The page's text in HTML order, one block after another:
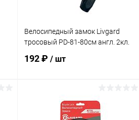
Велосипедный замок Livgard
тросовый PD-81-80см англ. 2кл.
192 ₽ / шт
В корзину